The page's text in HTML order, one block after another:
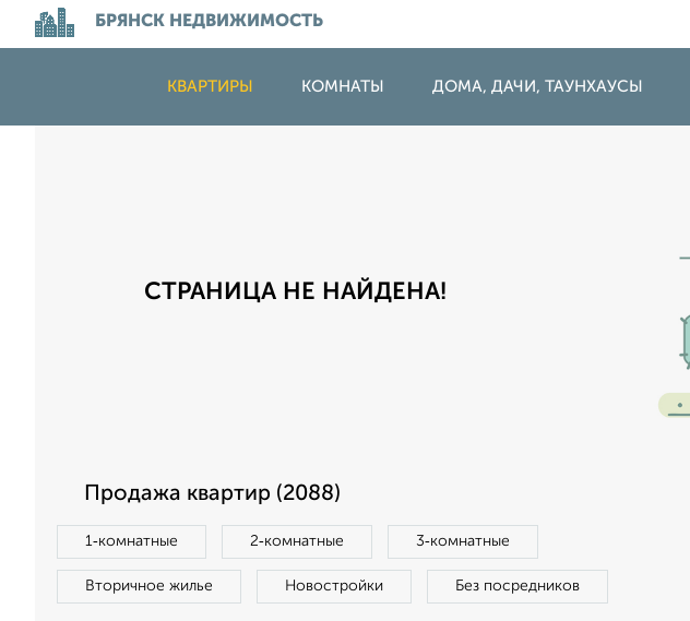
БРЯНСК НЕДВИЖИМОСТЬ
КВАРТИРЫ КОМНАТЫ ДОМА, ДАЧИ, ТАУНХАУСЫ
СТРАНИЦА НЕ НАЙДЕНА!
Продажа квартир (2088)
1‑комнатные 2‑комнатные 3‑комнатные
Вторичное жилье Новостройки Без посредников